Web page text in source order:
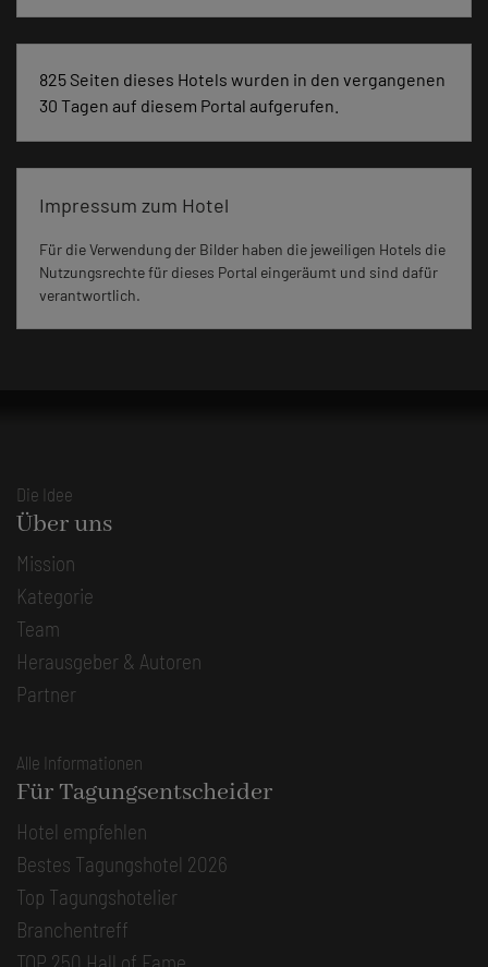
825 Seiten dieses Hotels wurden in den vergangenen
30 Tagen auf diesem Portal aufgerufen.
Impressum zum Hotel
Für die Verwendung der Bilder haben die jeweiligen Hotels die
Nutzungsrechte für dieses Portal eingeräumt und sind dafür
verantwortlich.
Die Idee
Über uns
Mission
Kategorie
Team
Herausgeber & Autoren
Partner
Alle Informationen
Für Tagungsentscheider
Hotel empfehlen
Bestes Tagungshotel 2026
Top Tagungshotelier
Branchentreff
TOP 250 Hall of Fame